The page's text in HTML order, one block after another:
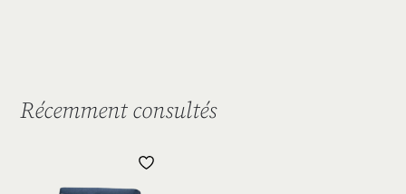
Récemment consultés